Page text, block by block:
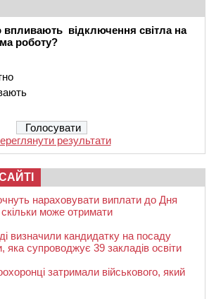
впливають відключення світла на
роботу?
результати
нараховувати виплати до Дня
може отримати
визначили кандидатку на посаду
яка супроводжує 39 закладів освіти
затримали військового, який